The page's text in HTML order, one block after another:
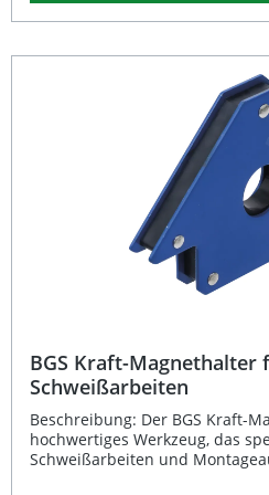
Magnetflächen für maximale Haltekraft
Montagearbeiten Doppelt verwendbar in 45°, 90° und
Länge: 190 mm, Höhe: 125 mm) Bruttogewicht: 1078 g
Verpackung für
BGS Kraft-Magnethalter
Schweißarbeiten
Beschreibung: Der BGS Kraft-
hochwertiges Werkzeug, das
Schweißarbeiten und